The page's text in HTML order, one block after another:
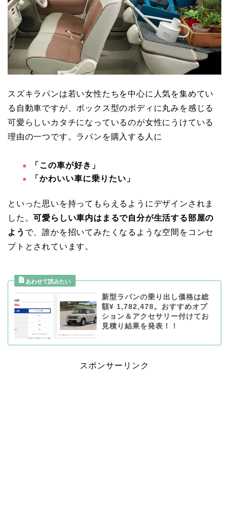
スズキラパンは若い女性たちを中心に人気を集めてい
る自動車ですが、ボックス型のボディに丸みを感じる
可愛らしいカタチになっているのが女性にうけている
理由の一つです。ラパンを購入する人に
「この車が好き」
「かわいい車に乗りたい」
といった思いを持ってもらえるようにデザインされま
した。可愛らしい車内はまるで自分が生活する部屋の
よう で、誰かを招いてみたくなるような空間をコンセ
プトとされています。
新型ラパンの乗り出し価格は総
額¥ 1,782,478。おすすめオプ
ション＆アクセサリー付けてお
見積り結果を発表！！
スポンサーリンク